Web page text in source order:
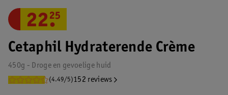
Cetaphil Hydraterende Crème
450g - Droge en gevoelige huid
(4.49/5)152 reviews
22.
25